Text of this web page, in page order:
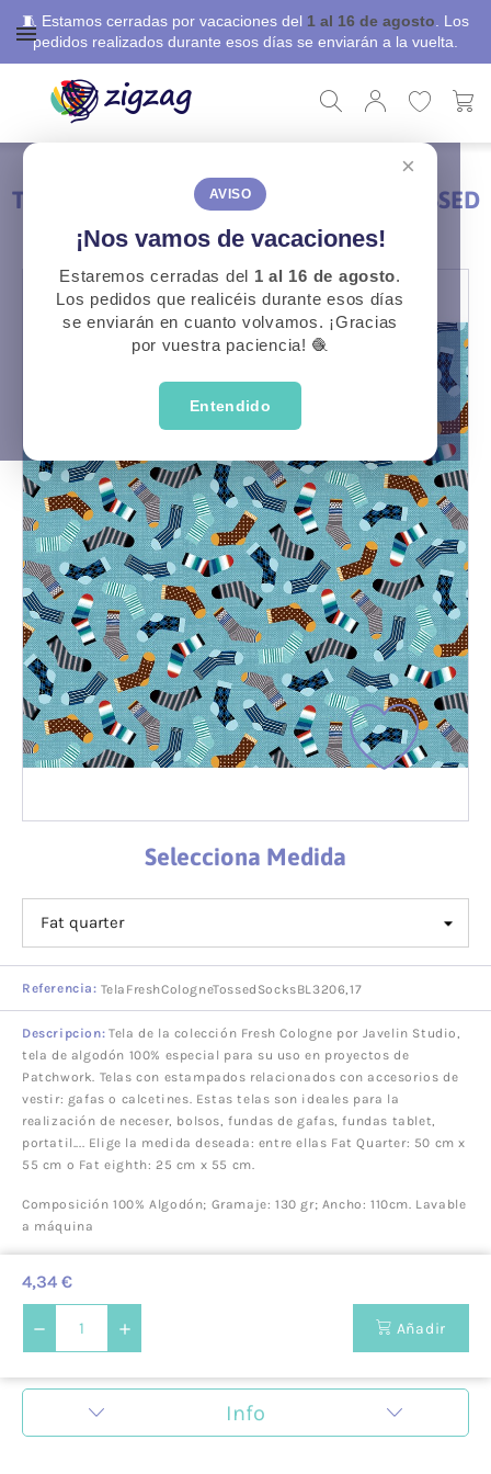
🧵 Estamos cerradas por vacaciones del 1 al 16 de agosto . Los
pedidos realizados durante esos días se enviarán a la vuelta.
×
AVISO
¡Nos vamos de vacaciones!
Estaremos cerradas del 1 al 16 de agosto.
Los pedidos que realicéis durante esos días
se enviarán en cuanto volvamos. ¡Gracias
por vuestra paciencia! 🧶
Entendido
Tela Colección Fresh Cologne Tossed Socks
TELA COLECCIÓN FRESH COLOGNE TOSSED
SOCKS
Selecciona Medida
Referencia: TelaFreshCologneTossedSocksBL3206,17
Descripcion: Tela de la colección Fresh Cologne por Javelin Studio,
tela de algodón 100% especial para su uso en proyectos de
Patchwork. Telas con estampados relacionados con accesorios de
vestir: gafas o calcetines. Estas telas son ideales para la
realización de neceser, bolsos, fundas de gafas, fundas tablet,
portatil.... Elige la medida deseada: entre ellas Fat Quarter: 50 cm x
55 cm o Fat eighth: 25 cm x 55 cm.
Composición 100% Algodón; Gramaje: 130 gr; Ancho: 110cm. Lavable
a máquina
4,34 €
Añadir
Info